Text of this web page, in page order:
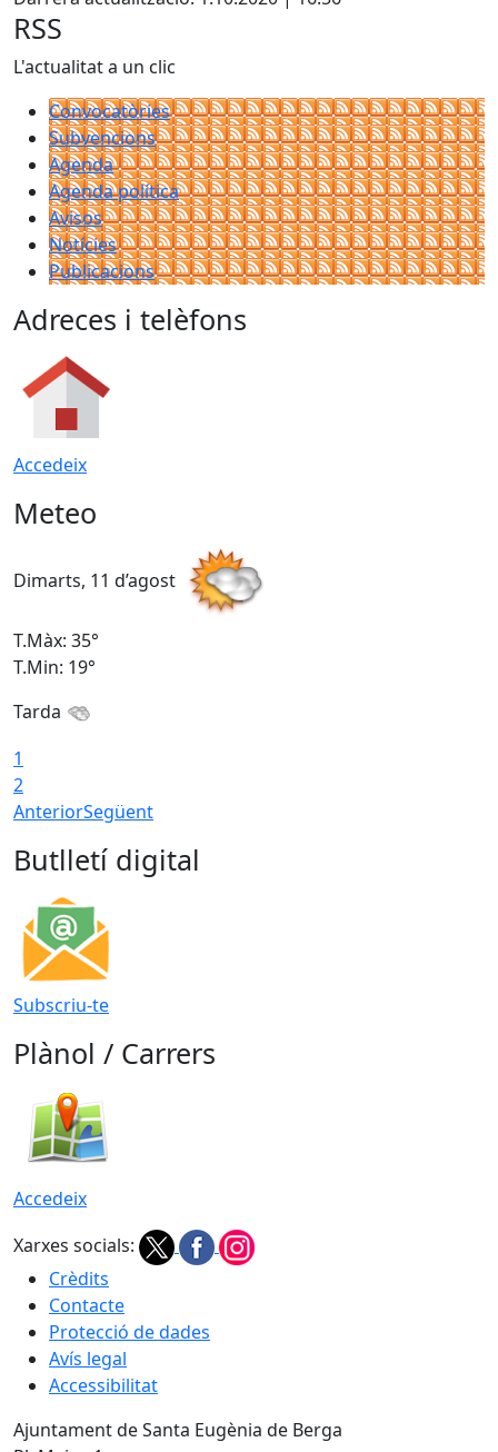
RSS
L'actualitat a un clic
Convocatòries
Subvencions
Agenda
Agenda política
Avisos
Notícies
Publicacions
Adreces i telèfons
Accedeix
Meteo
Dimarts, 11 d’agost
T.Màx: 35°
T.Min: 19°
Tarda
1
2
AnteriorSegüent
Butlletí digital
Subscriu-te
Plànol / Carrers
Accedeix
Xarxes socials:
Crèdits
Contacte
Protecció de dades
Avís legal
Accessibilitat
Ajuntament de Santa Eugènia de Berga